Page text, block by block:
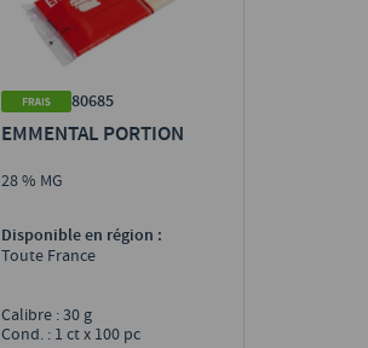
80685
EMMENTAL PORTION
28 % MG
Disponible en région :
Toute France
Calibre : 30 g
Cond. : 1 ct x 100 pc